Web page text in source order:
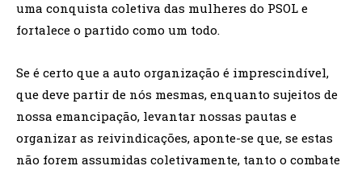
uma conquista coletiva das mulheres do PSOL e
fortalece o partido como um todo.
Se é certo que a auto organização é imprescindível,
que deve partir de nós mesmas, enquanto sujeitos de
nossa emancipação, levantar nossas pautas e
organizar as reivindicações, aponte-se que, se estas
não forem assumidas coletivamente, tanto o combate